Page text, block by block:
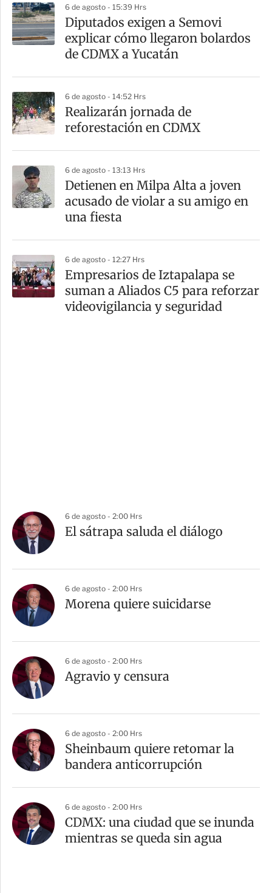
6 de agosto - 15:39 Hrs
Diputados exigen a Semovi
explicar cómo llegaron bolardos
de CDMX a Yucatán
6 de agosto - 14:52 Hrs
Realizarán jornada de
reforestación en CDMX
6 de agosto - 13:13 Hrs
Detienen en Milpa Alta a joven
acusado de violar a su amigo en
una fiesta
6 de agosto - 12:27 Hrs
Empresarios de Iztapalapa se
suman a Aliados C5 para reforzar
videovigilancia y seguridad
6 de agosto - 2:00 Hrs
El sátrapa saluda el diálogo
6 de agosto - 2:00 Hrs
Morena quiere suicidarse
6 de agosto - 2:00 Hrs
Agravio y censura
6 de agosto - 2:00 Hrs
Sheinbaum quiere retomar la
bandera anticorrupción
6 de agosto - 2:00 Hrs
CDMX: una ciudad que se inunda
mientras se queda sin agua